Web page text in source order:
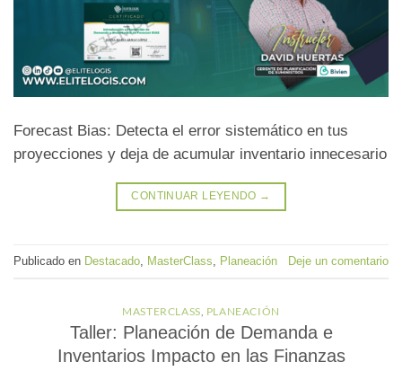
Forecast Bias: Detecta el error sistemático en tus
proyecciones y deja de acumular inventario innecesario
CONTINUAR LEYENDO →
Publicado en Destacado MasterClass Planeación Deje un comentario
MASTERCLASS PLANEACIÓN
Taller: Planeación de Demanda e
Inventarios Impacto en las Finanzas